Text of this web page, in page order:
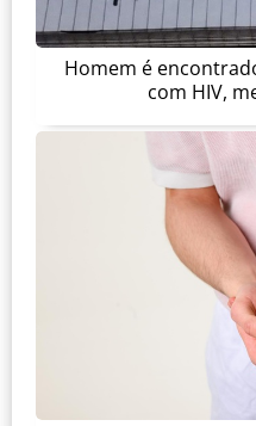
Homem é
com HIV,